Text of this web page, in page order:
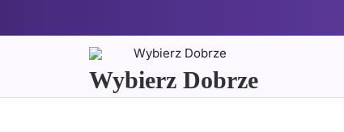
Wybierz Dobrze